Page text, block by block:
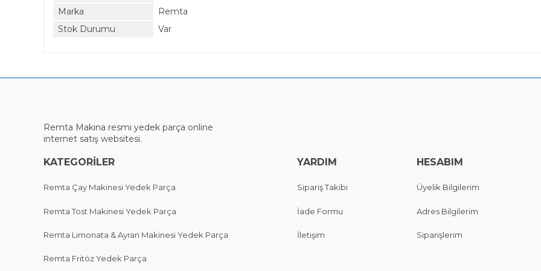
Marka
Remta
Stok Durumu
Var
Remta Makina resmi yedek parça online
internet satış websitesi.
KATEGORİLER
Remta Çay Makinesi Yedek Parça
Remta Tost Makinesi Yedek Parça
Remta Limonata & Ayran Makinesi Yedek Parça
Remta Fritöz Yedek Parça
YARDIM
Sipariş Takibi
İade Formu
İletişim
HESABIM
Üyelik Bilgilerim
Adres Bilgilerim
Siparişlerim